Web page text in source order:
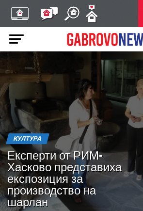
КУЛТУРА
Експерти от РИМ-
Хасково представиха
експозиция за
производство на
шарлан